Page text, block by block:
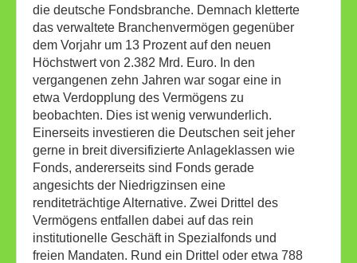
die deutsche Fondsbranche. Demnach kletterte
das verwaltete Branchenvermögen gegenüber
dem Vorjahr um 13 Prozent auf den neuen
Höchstwert von 2.382 Mrd. Euro. In den
vergangenen zehn Jahren war sogar eine in
etwa Verdopplung des Vermögens zu
beobachten. Dies ist wenig verwunderlich.
Einerseits investieren die Deutschen seit jeher
gerne in breit diversifizierte Anlageklassen wie
Fonds, andererseits sind Fonds gerade
angesichts der Niedrigzinsen eine
renditeträchtige Alternative. Zwei Drittel des
Vermögens entfallen dabei auf das rein
institutionelle Geschäft in Spezialfonds und
freien Mandaten. Rund ein Drittel oder etwa 788